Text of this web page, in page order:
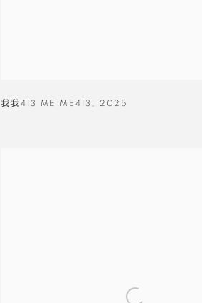
我我413 ME ME413 2025